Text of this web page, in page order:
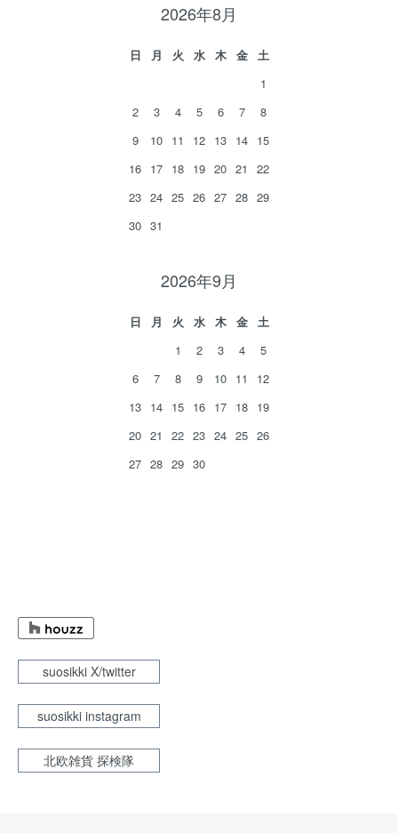
2026年8月
日 月 火 水 木 金
土
1
2
3 4 5 6 7
8
9
10 11 12 13 14 15
16 17 18 19 20 21
22
23 24 25 26 27 28 29
30 31
2026年9月
日 月 火 水 木 金
土
1
2 3 4
5
6
7 8 9 10 11
12
13 14 15 16 17 18 19
20 21 22 23 24 25 26
27 28 29 30
suosikki X/twitter
suosikki instagram
北欧雑貨 探検隊